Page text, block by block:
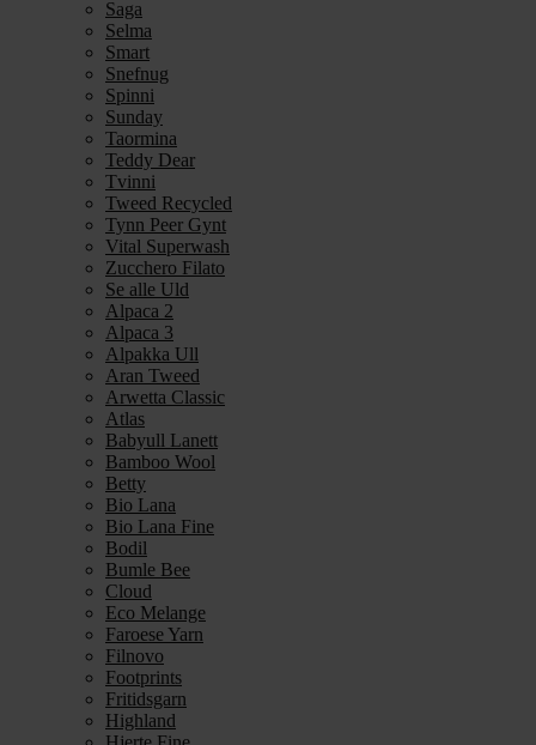
Saga
Selma
Smart
Snefnug
Spinni
Sunday
Taormina
Teddy Dear
Tvinni
Tweed Recycled
Tynn Peer Gynt
Vital Superwash
Zucchero Filato
Se alle Uld
Alpaca 2
Alpaca 3
Alpakka Ull
Aran Tweed
Arwetta Classic
Atlas
Babyull Lanett
Bamboo Wool
Betty
Bio Lana
Bio Lana Fine
Bodil
Bumle Bee
Cloud
Eco Melange
Faroese Yarn
Filnovo
Footprints
Fritidsgarn
Highland